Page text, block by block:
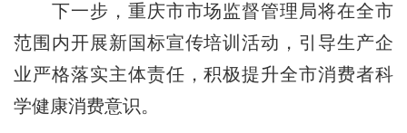
下一步，重庆市市场监督管理局将在全市
范围内开展新国标宣传培训活动，引导生产企
业严格落实主体责任，积极提升全市消费者科
学健康消费意识。